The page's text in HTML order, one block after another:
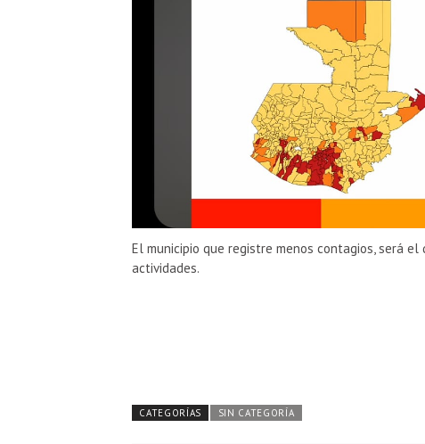
El municipio que registre menos contagios, será
actividades.
CATEGORÍAS SIN CATEGORÍA